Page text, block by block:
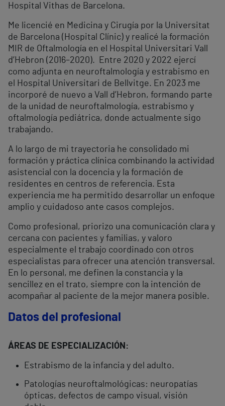
Hospital Vithas de Barcelona.
Me licencié en Medicina y Cirugía por la Universitat
de Barcelona (Hospital Clínic) y realicé la formación
MIR de Oftalmología en el Hospital Universitari Vall
d’Hebron (2016–2020). Entre 2020 y 2022 ejercí
como adjunta en neuroftalmología y estrabismo en
el Hospital Universitari de Bellvitge. En 2023 me
incorporé de nuevo a Vall d’Hebron, formando parte
de la unidad de neuroftalmología, estrabismo y
oftalmología pediátrica, donde actualmente sigo
trabajando.
A lo largo de mi trayectoria he consolidado mi
formación y práctica clínica combinando la actividad
asistencial con la docencia y la formación de
residentes en centros de referencia. Esta
experiencia me ha permitido desarrollar un enfoque
amplio y cuidadoso ante casos complejos.
Como profesional, priorizo una comunicación clara y
cercana con pacientes y familias, y valoro
especialmente el trabajo coordinado con otros
especialistas para ofrecer una atención transversal.
En lo personal, me definen la constancia y la
sencillez en el trato, siempre con la intención de
acompañar al paciente de la mejor manera posible.
Datos del profesional
ÁREAS DE ESPECIALIZACIÓN:
Estrabismo de la infancia y del adulto.
Patologías neuroftalmológicas: neuropatías
ópticas, defectos de campo visual, visión